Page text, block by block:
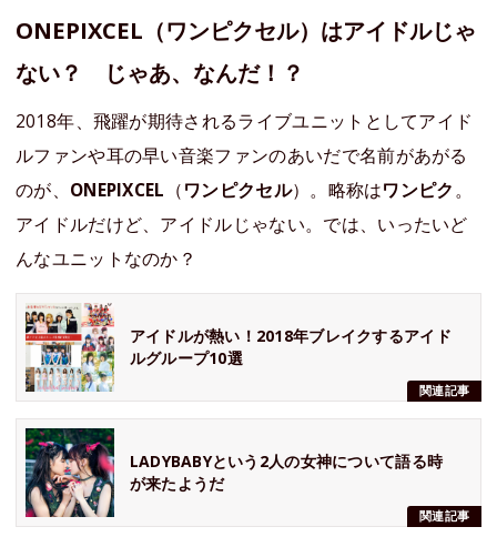
ONEPIXCEL（ワンピクセル）はアイドルじゃ
ない？ じゃあ、なんだ！？
2018年、飛躍が期待されるライブユニットとしてアイド
ルファンや耳の早い音楽ファンのあいだで名前があがる
のが、 ONEPIXCEL （ワンピクセル）。略称はワンピク。
アイドルだけど、アイドルじゃない。では、いったいど
んなユニットなのか？
関連記事
アイドルが熱い！2018年ブレイクするアイド
ルグループ10選
関連記事
LADYBABYという2人の女神について語る時
が来たようだ